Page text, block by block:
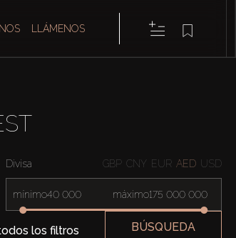
LLÁMENOS
Divisa GBP CNY EUR AED USD
mínimo máximo
los filtros BÚSQUEDA